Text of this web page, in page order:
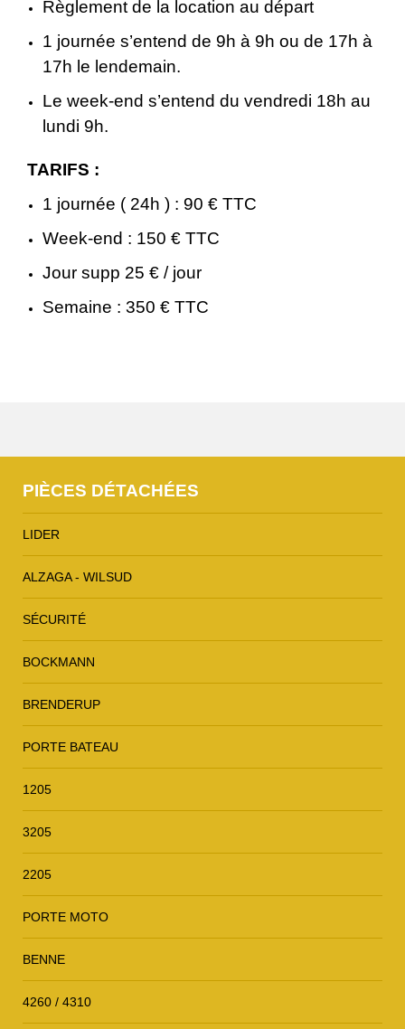
Règlement de la location au départ
1 journée s’entend de 9h à 9h ou de 17h à
17h le lendemain.
Le week-end s’entend du vendredi 18h au
lundi 9h.
TARIFS :
1 journée ( 24h ) : 90 € TTC
Week-end : 150 € TTC
Jour supp 25 € / jour
Semaine : 350 € TTC
PIÈCES DÉTACHÉES
LIDER
ALZAGA - WILSUD
SÉCURITÉ
BOCKMANN
BRENDERUP
PORTE BATEAU
1205
3205
2205
PORTE MOTO
BENNE
4260 / 4310